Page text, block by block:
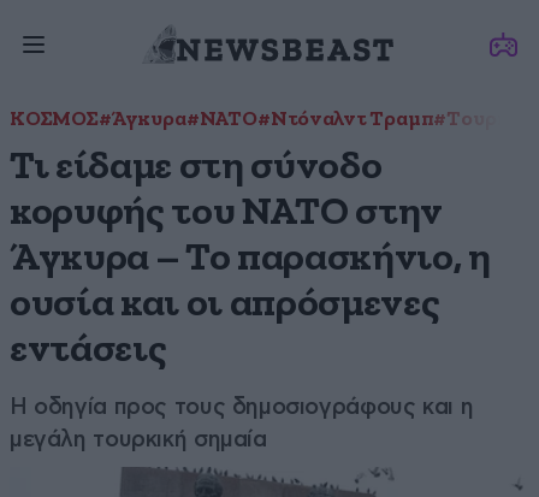
ΚΟΣΜΟΣ#Άγκυρα#ΝΑΤΟ#Ντόναλντ Τραμπ#Τουρκία
Τι είδαμε στη σύνοδο
κορυφής του ΝΑΤΟ στην
Άγκυρα – Το παρασκήνιο, η
ουσία και οι απρόσμενες
εντάσεις
Η οδηγία προς τους δημοσιογράφους και η
μεγάλη τουρκική σημαία